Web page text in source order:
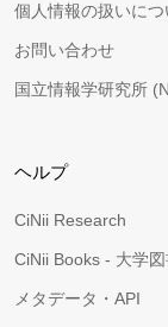
個人情報の扱いにつ
お問い合わせ
国立情報学研究所
ヘルプ
CiNii Research
CiNii Books - 大学
メタデータ・API